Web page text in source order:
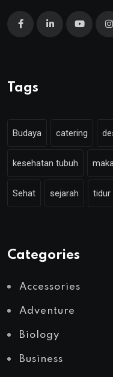
Tags
Budaya catering
kesehatan tubuh
Sehat sejarah tidur
Categories
Accessories
Adventure
Biology
Business